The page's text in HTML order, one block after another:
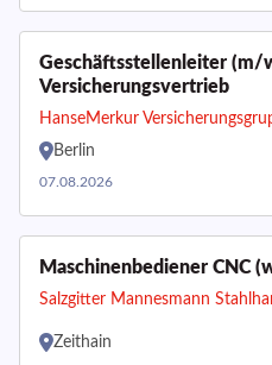
Geschäftsstellenleiter (m/
Versicherungsvertrieb
HanseMerkur
Berlin
07.08.2026
Maschinenbediener CNC
Salzgitter Mannesmann
Zeithain